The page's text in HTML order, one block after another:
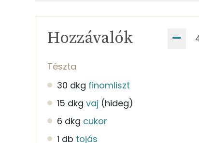
Hozzávalók
Tészta
30 dkg finomliszt
15 dkg vaj (hideg)
6 dkg cukor
1 db tojás